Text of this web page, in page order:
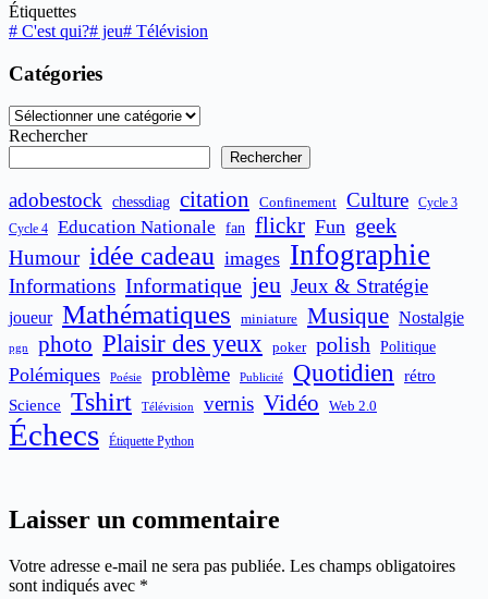
Étiquettes
# C'est qui?# jeu# Télévision
Catégories
Catégories
Rechercher
Rechercher
adobestock chessdiag citation Confinement Culture Cycle 3
Cycle 4 Education Nationale fan flickr Fun geek
Humour idée cadeau images Infographie
Informations Informatique jeu Jeux & Stratégie
joueur Mathématiques miniature Musique Nostalgie
pgn photo Plaisir des yeux poker polish Politique
Polémiques Poésie problème Publicité Quotidien
rétro
Science
Tshirt Télévision vernis Vidéo Web 2.0
Échecs Étiquette Python
Laisser un commentaire
Votre adresse e-mail ne sera pas publiée. Les champs obligatoires
sont indiqués avec *